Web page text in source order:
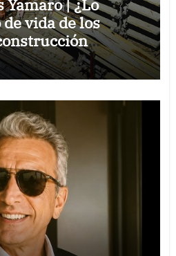
| ¿Lo
vida de los
en proyectos